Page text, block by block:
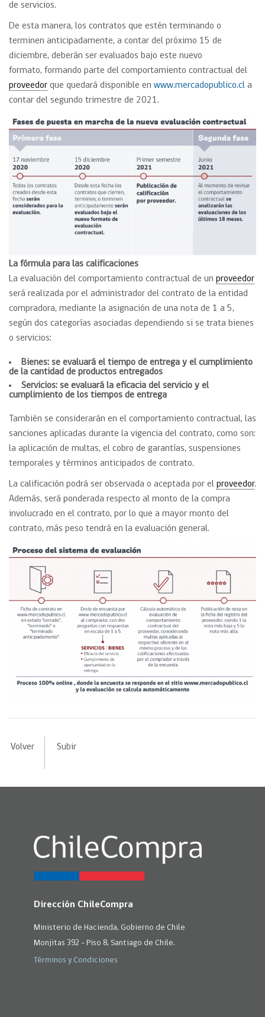
de servicios.
De esta manera, los contratos que estén terminando o
terminen anticipadamente, a contar del próximo 15 de
diciembre, deberán ser evaluados bajo este nuevo
formato, formando parte del comportamiento contractual del
proveedor que quedará disponible en www.mercadopublico.cl a
contar del segundo trimestre de 2021.
La fórmula para las calificaciones
La evaluación del comportamiento contractual de un proveedor
será realizada por el administrador del contrato de la entidad
compradora, mediante la asignación de una nota de 1 a 5,
según dos categorías asociadas dependiendo si se trata bienes
o servicios:
Bienes: se evaluará el tiempo de entrega y el cumplimiento
de la cantidad de productos entregados
Servicios: se evaluará la eficacia del servicio y el
cumplimiento de los tiempos de entrega
También se considerarán en el comportamiento contractual, las
sanciones aplicadas durante la vigencia del contrato, como son:
la aplicación de multas, el cobro de garantías, suspensiones
temporales y términos anticipados de contrato.
La calificación podrá ser observada o aceptada por el proveedor.
Además, será ponderada respecto al monto de la compra
involucrado en el contrato, por lo que a mayor monto del
contrato, más peso tendrá en la evaluación general.
Volver Subir
Dirección ChileCompra
Ministerio de Hacienda, Gobierno de Chile
Monjitas 392 - Piso 8, Santiago de Chile.
Términos y Condiciones